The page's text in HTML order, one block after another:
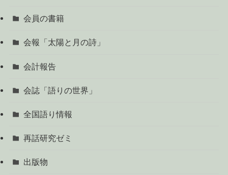
会員の書籍
会報「太陽と月の詩」
会計報告
会誌「語りの世界」
全国語り情報
再話研究ゼミ
出版物